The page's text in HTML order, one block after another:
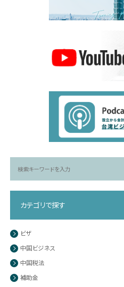
カテゴリで探す
ビザ
中国ビジネス
中国税法
補助金